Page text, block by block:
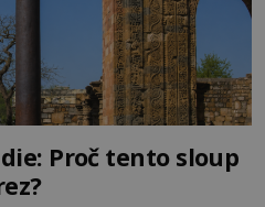
Proč tento sloup